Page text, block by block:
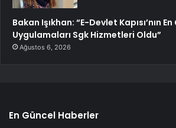
Bakan Işıkhan: “E-Devlet Kapısı’nın
Uygulamaları Sgk Hizmetleri Oldu”
Ağustos 6, 2026
En Güncel Haberler